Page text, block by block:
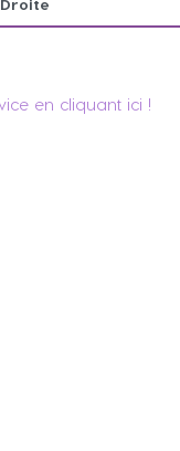
en cliquant ici !